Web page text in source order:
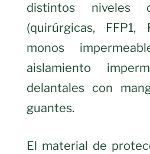
distintos niveles
(quirúrgicas,
monos
aislamiento
delantales con
guantes.
El material de